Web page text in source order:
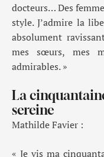
docteurs…Des
style.J’admire la
absolument
mes sœurs, mes
admirables. »
La
sereine
Mathilde Favier :
« Je vis ma